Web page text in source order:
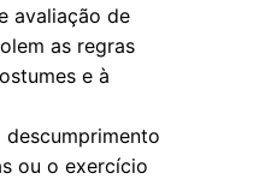
avaliação de
as regras
e à
ou o exercício